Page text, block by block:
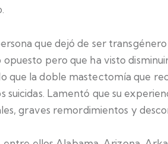
que dejó de ser
pero que ha visto
que la doble mastectomía que
suicidas. Lamentó que su
graves remordimientos y